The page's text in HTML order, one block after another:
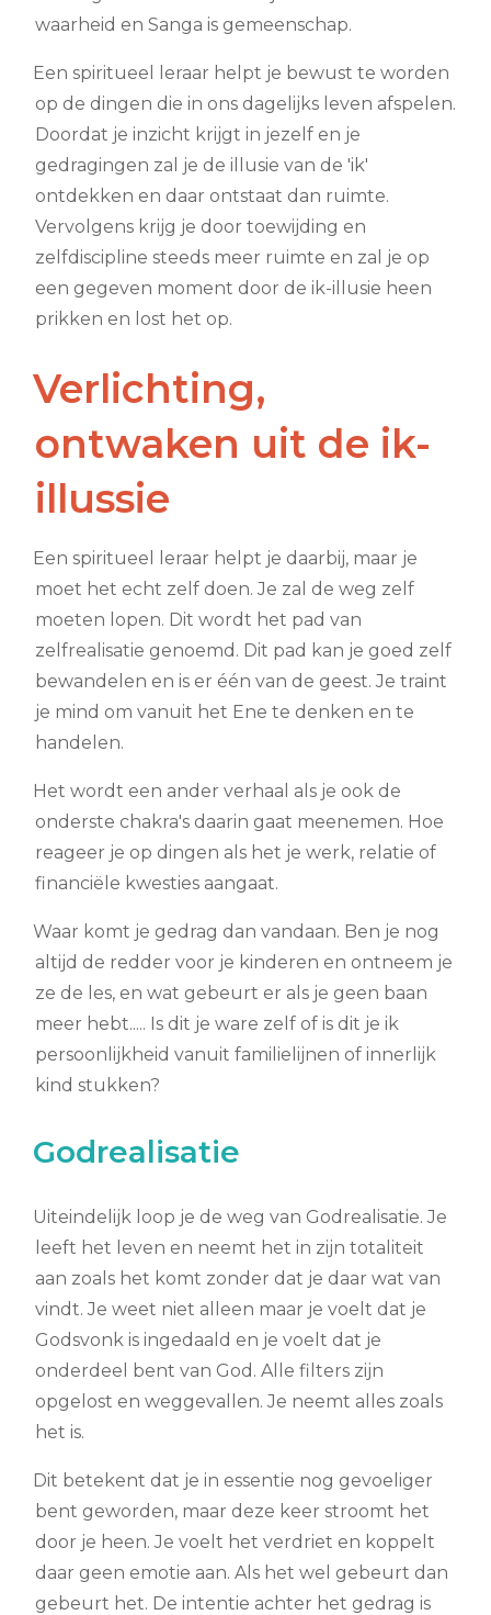
waarheid en Sanga is gemeenschap.
Een spiritueel leraar helpt je bewust te worden
op de dingen die in ons dagelijks leven afspelen.
Doordat je inzicht krijgt in jezelf en je
gedragingen zal je de illusie van de 'ik'
ontdekken en daar ontstaat dan ruimte.
Vervolgens krijg je door toewijding en
zelfdiscipline steeds meer ruimte en zal je op
een gegeven moment door de ik-illusie heen
prikken en lost het op.
Verlichting,
ontwaken uit de ik-
illussie
Een spiritueel leraar helpt je daarbij, maar je
moet het echt zelf doen. Je zal de weg zelf
moeten lopen. Dit wordt het pad van
zelfrealisatie genoemd. Dit pad kan je goed zelf
bewandelen en is er één van de geest. Je traint
je mind om vanuit het Ene te denken en te
handelen.
Het wordt een ander verhaal als je ook de
onderste chakra's daarin gaat meenemen. Hoe
reageer je op dingen als het je werk, relatie of
financiële kwesties aangaat.
Waar komt je gedrag dan vandaan. Ben je nog
altijd de redder voor je kinderen en ontneem je
ze de les, en wat gebeurt er als je geen baan
meer hebt..... Is dit je ware zelf of is dit je ik
persoonlijkheid vanuit familielijnen of innerlijk
kind stukken?
Godrealisatie
Uiteindelijk loop je de weg van Godrealisatie. Je
leeft het leven en neemt het in zijn totaliteit
aan zoals het komt zonder dat je daar wat van
vindt. Je weet niet alleen maar je voelt dat je
Godsvonk is ingedaald en je voelt dat je
onderdeel bent van God. Alle filters zijn
opgelost en weggevallen. Je neemt alles zoals
het is.
Dit betekent dat je in essentie nog gevoeliger
bent geworden, maar deze keer stroomt het
door je heen. Je voelt het verdriet en koppelt
daar geen emotie aan. Als het wel gebeurt dan
gebeurt het. De intentie achter het gedrag is